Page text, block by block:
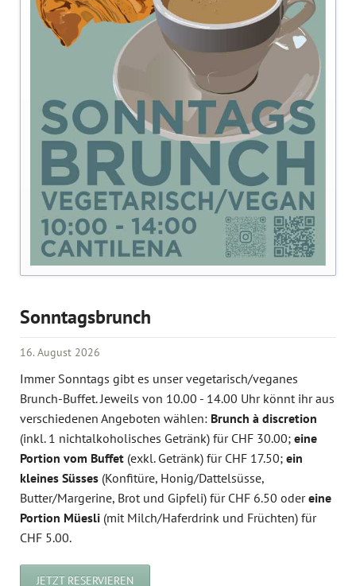
Sonntagsbrunch
16. August 2026
Immer Sonntags gibt es unser vegetarisch/veganes
Brunch-Buffet. Jeweils von 10.00 - 14.00 Uhr könnt ihr aus
verschiedenen Angeboten wählen: Brunch à discretion
(inkl. 1 nichtalkoholisches Getränk) für CHF 30.00; eine
Portion vom Buffet(exkl. Getränk) für CHF 17.50; ein
kleines Süsses(Konfitüre, Honig/Dattelsüsse,
Butter/Margerine, Brot und Gipfeli) für CHF 6.50 odereine
Portion Müesli(mit Milch/Haferdrink und Früchten) für
CHF 5.00.
JETZT RESERVIEREN